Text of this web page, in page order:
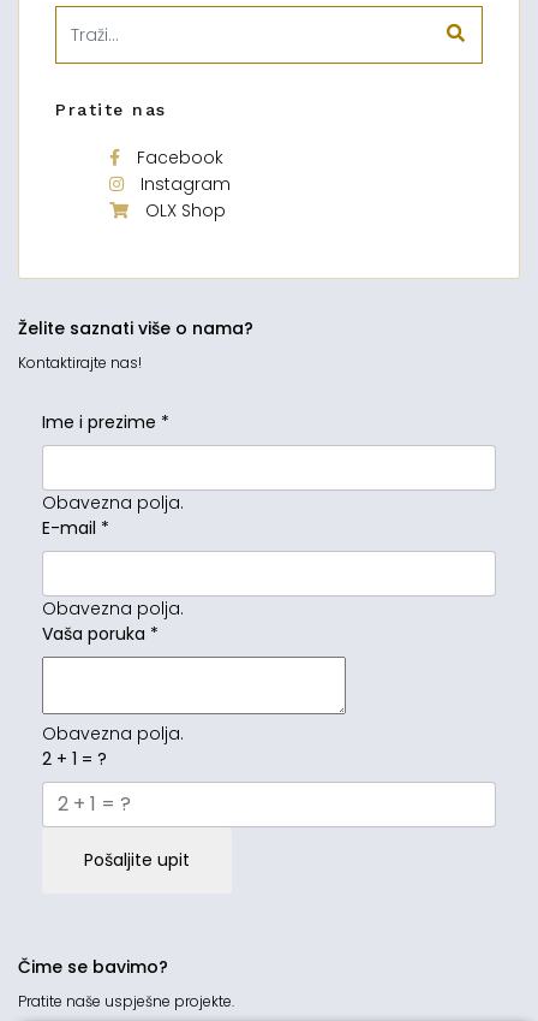
Pratite nas
Facebook
Instagram
OLX Shop
Želite saznati više o nama?
Kontaktirajte nas!
Ime i prezime *
Obavezna polja.
E-mail *
Obavezna polja.
Vaša poruka *
Obavezna polja.
2 + 1 = ?
Pošaljite upit
Čime se bavimo?
Pratite naše uspješne projekte.